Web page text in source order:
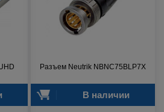
Разъем Neutrik NBNC75BLP7X
В наличии